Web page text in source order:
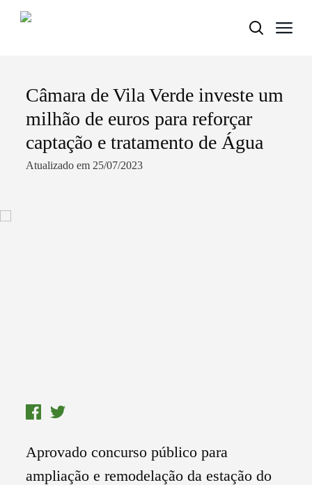
Termo de Pesquisa
Câmara de Vila Verde investe um
milhão de euros para reforçar
captação e tratamento de Água
Atualizado em 25/07/2023
Aprovado concurso público para
ampliação e remodelação da estação do